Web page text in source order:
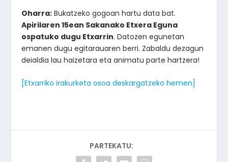
Oharra: Bukatzeko gogoan hartu data bat.
Apirilaren 15ean Sakanako Etxera Eguna
ospatuko dugu Etxarrin. Datozen egunetan
emanen dugu egitarauaren berri. Zabaldu dezagun
deialdia lau haizetara eta animatu parte hartzera!
[Etxarriko irakurketa osoa deskargatzeko hemen]
PARTEKATU: